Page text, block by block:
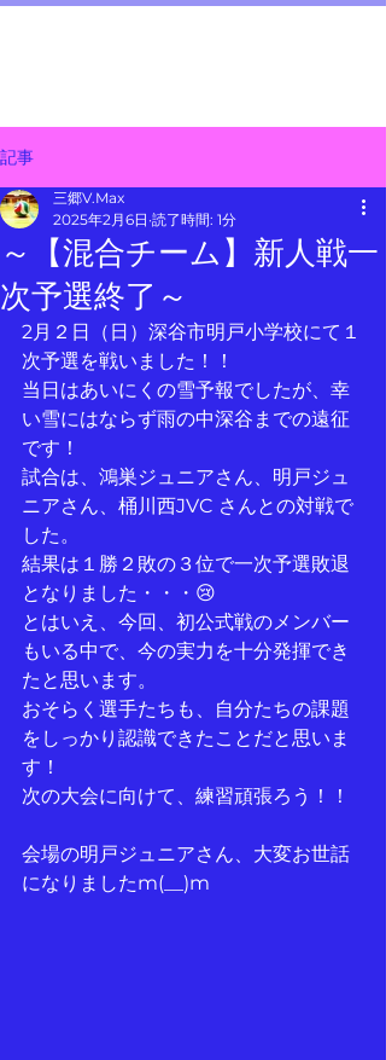
記事
～【混合チーム】新人戦一
次予選終了～
三郷V.Max
2025年2月6日 読了時間: 1分
2月２日（日）深谷市明戸小学校にて１
次予選を戦いました！！
当日はあいにくの雪予報でしたが、幸
い雪にはならず雨の中深谷までの遠征
です！
試合は、鴻巣ジュニアさん、明戸ジュ
ニアさん、桶川西JVC さんとの対戦で
した。
結果は１勝２敗の３位で一次予選敗退
となりました・・・😢
とはいえ、今回、初公式戦のメンバー
もいる中で、今の実力を十分発揮でき
たと思います。
おそらく選手たちも、自分たちの課題
をしっかり認識できたことだと思いま
す！
次の大会に向けて、練習頑張ろう！！
会場の明戸ジュニアさん、大変お世話
になりましたm(__)m